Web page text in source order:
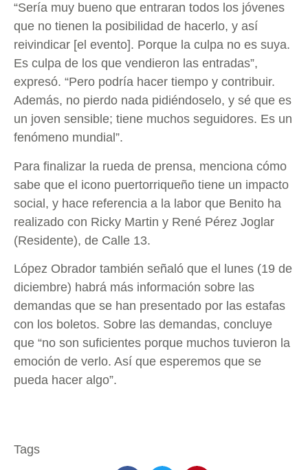
“Sería muy bueno que entraran todos los jóvenes
que no tienen la posibilidad de hacerlo, y así
reivindicar [el evento]. Porque la culpa no es suya.
Es culpa de los que vendieron las entradas”,
expresó. “Pero podría hacer tiempo y contribuir.
Además, no pierdo nada pidiéndoselo, y sé que es
un joven sensible; tiene muchos seguidores. Es un
fenómeno mundial”.
Para finalizar la rueda de prensa, menciona cómo
sabe que el icono puertorriqueño tiene un impacto
social, y hace referencia a la labor que Benito ha
realizado con Ricky Martin y René Pérez Joglar
(Residente), de Calle 13.
López Obrador también señaló que el lunes (19 de
diciembre) habrá más información sobre las
demandas que se han presentado por las estafas
con los boletos. Sobre las demandas, concluye
que “no son suficientes porque muchos tuvieron la
emoción de verlo. Así que esperemos que se
pueda hacer algo”.
Tags